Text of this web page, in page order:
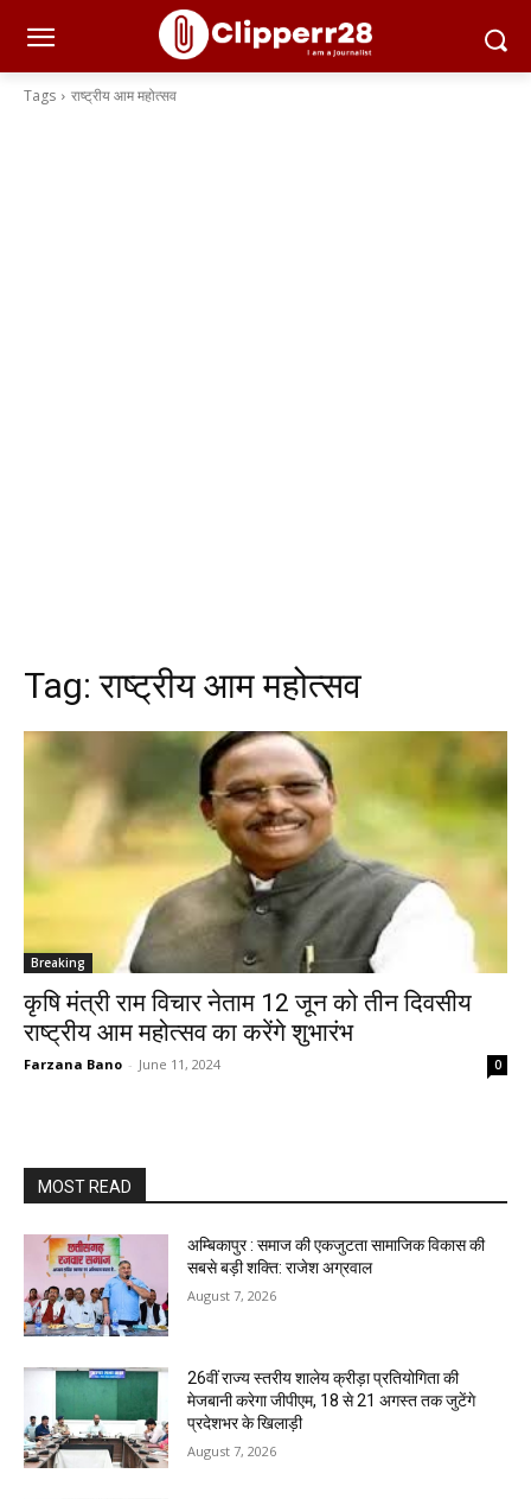
Tags राष्ट्रीय आम महोत्सव
Tag:राष्ट्रीय आम महोत्सव
Breaking
कृषि मंत्री राम विचार नेताम 12 जून को तीन दिवसीय
राष्ट्रीय आम महोत्सव का करेंगे शुभारंभ
Farzana Bano - June 11, 2024 0
MOST READ
अम्बिकापुर : समाज की एकजुटता सामाजिक विकास की
सबसे बड़ी शक्ति: राजेश अग्रवाल
August 7, 2026
26वीं राज्य स्तरीय शालेय क्रीड़ा प्रतियोगिता की
मेजबानी करेगा जीपीएम, 18 से 21 अगस्त तक जुटेंगे
प्रदेशभर के खिलाड़ी
August 7, 2026